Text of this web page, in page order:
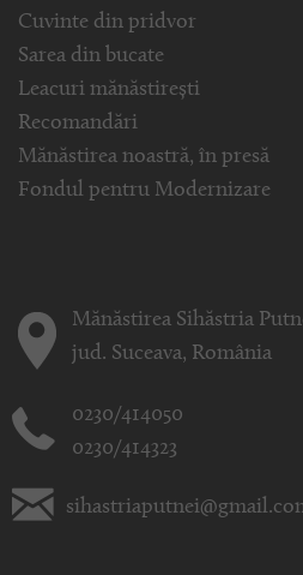
Cuvinte din pridvor
Sarea din bucate
Leacuri mănăstirești
Recomandări
Mănăstirea noastră, în presă
Fondul pentru Modernizare
Mănăstirea Sihăstria
jud. Suceava, România
0230/414050
0230/414323